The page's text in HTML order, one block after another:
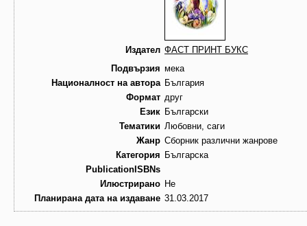
Издател ФАСТ ПРИНТ БУКС
Подвързия мека
Националност на автора България
Формат друг
Език Български
Тематики Любовни, саги
Жанр Сборник различни жанрове
Категория Българска
PublicationISBNs
Илюстрирано Не
Планирана дата на издаване 31.03.2017